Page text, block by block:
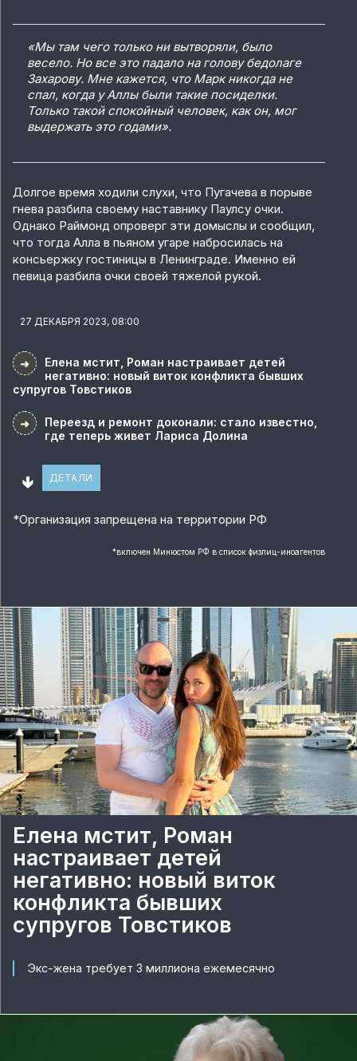
«Мы там чего только ни вытворяли, было
весело. Но все это падало на голову бедолаге
Захарову. Мне кажется, что Марк никогда не
спал, когда у Аллы были такие посиделки.
Только такой спокойный человек, как он, мог
выдержать это годами».
Долгое время ходили слухи, что Пугачева в порыве
гнева разбила своему наставнику Паулсу очки.
Однако Раймонд опроверг эти домыслы и сообщил,
что тогда Алла в пьяном угаре набросилась на
консьержку гостиницы в Ленинграде. Именно ей
певица разбила очки своей тяжелой рукой.
27 ДЕКАБРЯ 2023, 08:00
➜
Елена мстит, Роман настраивает детей
негативно: новый виток конфликта бывших
супругов Товстиков
➜
Переезд и ремонт доконали: стало известно,
где теперь живет Лариса Долина
🢃 ДЕТАЛИ
*Организация запрещена на территории РФ
*включен Минюстом РФ в список физлиц-иноагентов
Елена мстит, Роман
настраивает детей
негативно: новый виток
конфликта бывших
супругов Товстиков
Экс-жена требует 3 миллиона ежемесячно